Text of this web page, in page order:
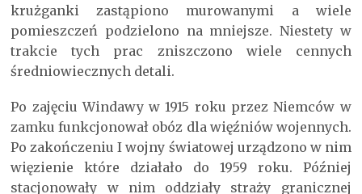
krużganki zastąpiono murowanymi a wiele
pomieszczeń podzielono na mniejsze. Niestety w
trakcie tych prac zniszczono wiele cennych
średniowiecznych detali.
Po zajęciu Windawy w 1915 roku przez Niemców w
zamku funkcjonował obóz dla więźniów wojennych.
Po zakończeniu I wojny światowej urządzono w nim
więzienie które działało do 1959 roku. Później
stacjonowały w nim oddziały straży granicznej